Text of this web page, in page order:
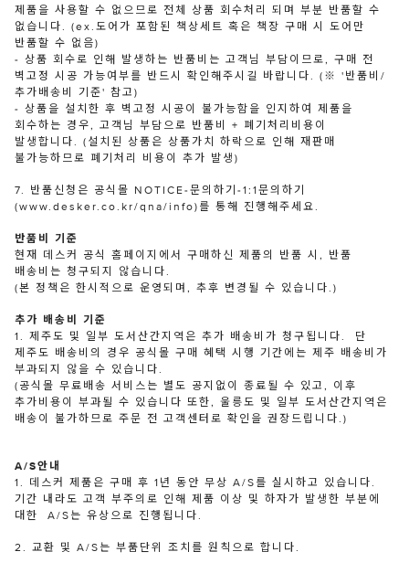
제품을 사용할 수 없으므로 전체 상품 회수처리 되며 부분 반품할 수
없습니다. (ex.도어가 포함된 책상세트 혹은 책장 구매 시 도어만
반품할 수 없음)
- 상품 회수로 인해 발생하는 반품비는 고객님 부담이므로, 구매 전
벽고정 시공 가능여부를 반드시 확인해주시길 바랍니다. (※ '반품비/
추가배송비 기준' 참고)
- 상품을 설치한 후 벽고정 시공이 불가능함을 인지하여 제품을
회수하는 경우, 고객님 부담으로 반품비 + 폐기처리비용이
발생합니다. (설치된 상품은 상품가치 하락으로 인해 재판매
불가능하므로 폐기처리 비용이 추가 발생)
7. 반품신청은 공식몰 NOTICE-문의하기-1:1문의하기
(www.desker.co.kr/qna/info)를 통해 진행해주세요.
반품비 기준
현재 데스커 공식 홈페이지에서 구매하신 제품의 반품 시, 반품
배송비는 청구되지 않습니다.
(본 정책은 한시적으로 운영되며, 추후 변경될 수 있습니다.)
추가 배송비 기준
1. 제주도 및 일부 도서산간지역은 추가 배송비가 청구됩니다. 단
제주도 배송비의 경우 공식몰 구매 혜택 시행 기간에는 제주 배송비가
부과되지 않을 수 있습니다.
(공식몰 무료배송 서비스는 별도 공지없이 종료될 수 있고, 이후
추가비용이 부과될 수 있습니다 또한, 울릉도 및 일부 도서산간지역은
배송이 불가하므로 주문 전 고객센터로 확인을 권장드립니다.)
A/S안내
1. 데스커 제품은 구매 후 1년 동안 무상 A/S를 실시하고 있습니다.
기간 내라도 고객 부주의로 인해 제품 이상 및 하자가 발생한 부분에
대한 A/S는 유상으로 진행됩니다.
2. 교환 및 A/S는 부품단위 조치를 원칙으로 합니다.